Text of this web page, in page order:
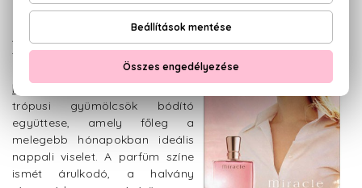
a vanília, a nárcisz, a borostyán, a jázmin és a barack is.
A Csoda parfümpáros női
tagját, a titokzatos szépségű
Uma Thurman népszerűsíti. A
Miracle
trópusi gyümölcsök bódító
együttese, amely főleg a
melegebb hónapokban ideális
nappali viselet. A parfüm színe
ismét árulkodó, a halvány